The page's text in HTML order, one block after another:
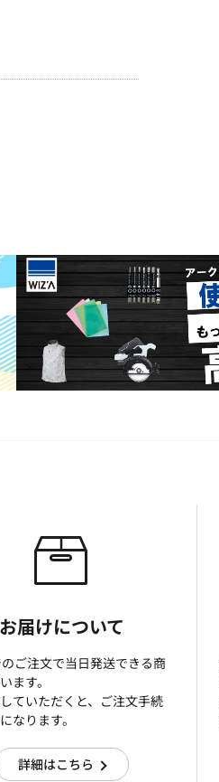
お届けについて
ご注文で当日発送できる商
ます。
ていただくと、ご注文手続
なります。
詳細はこちら